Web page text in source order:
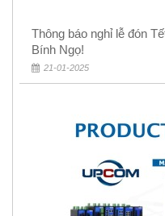
Thông báo nghỉ lễ đón
Bính Ngọ!
21-01-2025